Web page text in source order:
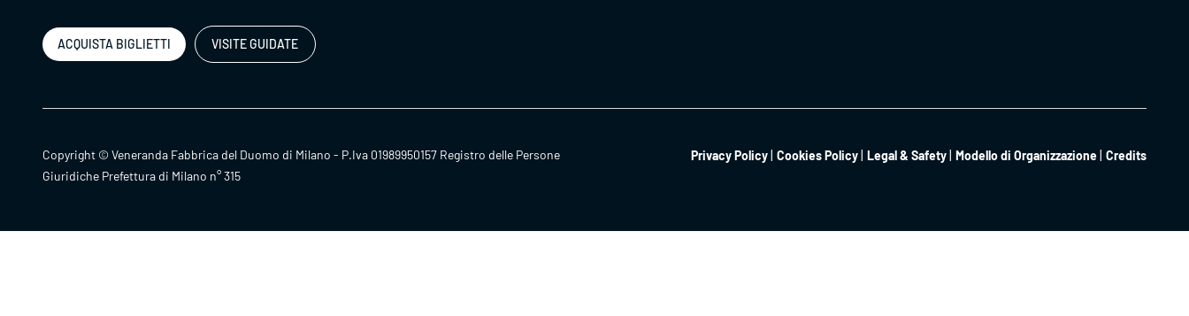
ACQUISTA BIGLIETTI VISITE GUIDATE
Copyright © Veneranda Fabbrica del Duomo di Milano - P.Iva 01989950157 Registro delle Persone
Giuridiche Prefettura di Milano n° 315
Privacy Policy Cookies Policy Legal & Safety Modello di Organizzazione Credits